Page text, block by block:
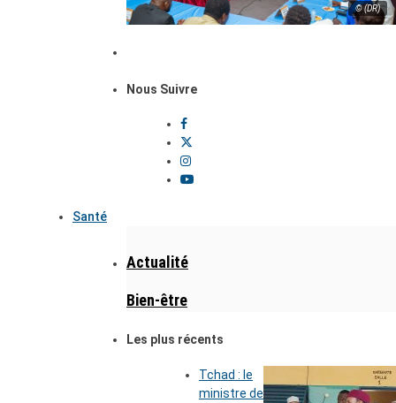
© (DR)
Nous Suivre
Santé
Actualité
Bien-être
Les plus récents
Tchad : le
ministre de